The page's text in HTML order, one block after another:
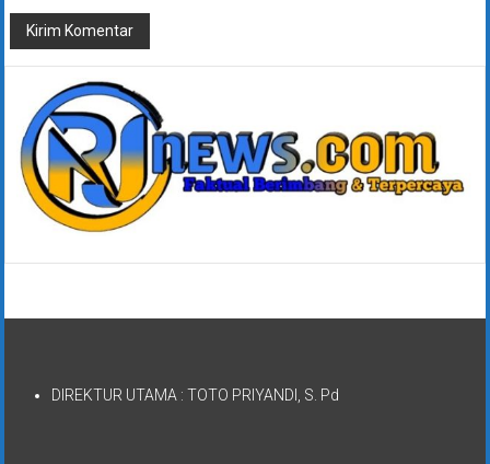
DIREKTUR UTAMA : TOTO PRIYANDI, S. Pd